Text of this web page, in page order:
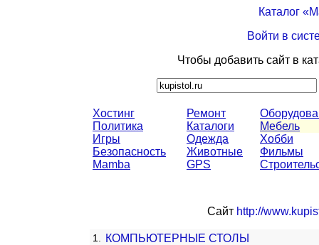
Каталог
Войти в
Чтобы добавить сайт в
Хостинг
Политика
Игры
Безопасность
Mamba
Ремонт
Каталоги
Одежда
Животные
GPS
Мебель
Хобби
Фильмы
Сайт http://
1. КОМПЬЮТЕРНЫЕ СТОЛЫ